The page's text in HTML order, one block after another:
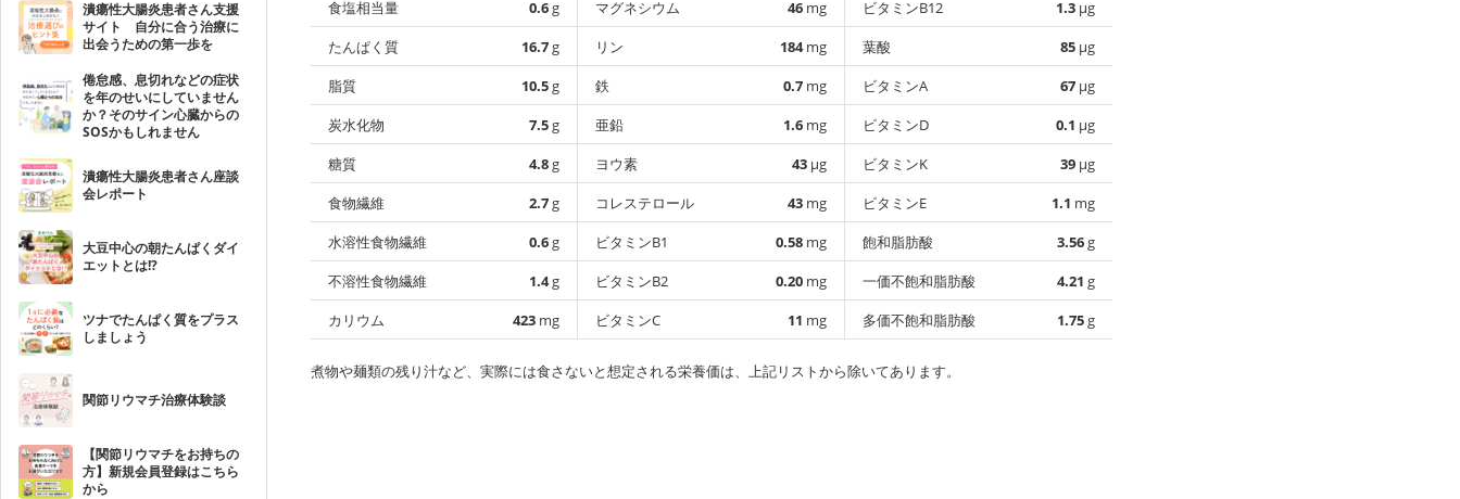
潰瘍性大腸炎患者さん支援
サイト 自分に合う治療に
出会うための第一歩を
倦怠感、息切れなどの症状
を年のせいにしていません
か？そのサイン心臓からの
SOSかもしれません
潰瘍性大腸炎患者さん座談
会レポート
大豆中心の朝たんぱくダイ
エットとは!?
ツナでたんぱく質をプラス
しましょう
関節リウマチ治療体験談
【関節リウマチをお持ちの
方】新規会員登録はこちら
から
食塩相当量
0.6g
たんぱく質
16.7g
脂質
10.5g
炭水化物
7.5g
糖質
4.8g
食物繊維
2.7g
水溶性食物繊維
0.6g
不溶性食物繊維
1.4g
カリウム
423 mg
マグネシウム
46 mg
リン
184mg
鉄
0.7 mg
亜鉛
1.6 mg
ヨウ素
43 µg
コレステロール
43 mg
ビタミンB1
0.58 mg
ビタミンB2
0.20 mg
ビタミンC
11 mg
ビタミンB12
1.3 µg
葉酸
85 µg
ビタミンA
67 µg
ビタミンD
0.1 µg
ビタミンK
39 µg
ビタミンE
1.1 mg
飽和脂肪酸
3.56g
一価不飽和脂肪酸
4.21 g
多価不飽和脂肪酸
1.75g
煮物や麺類の残り汁など、実際には食さないと想定される栄養価は、上記リストから除いてあります。